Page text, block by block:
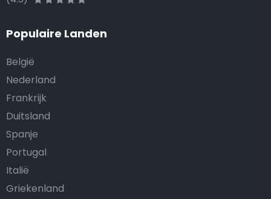
Populaire Landen
België
Nederland
Frankrijk
Duitsland
Spanje
Portugal
Italië
Griekenland